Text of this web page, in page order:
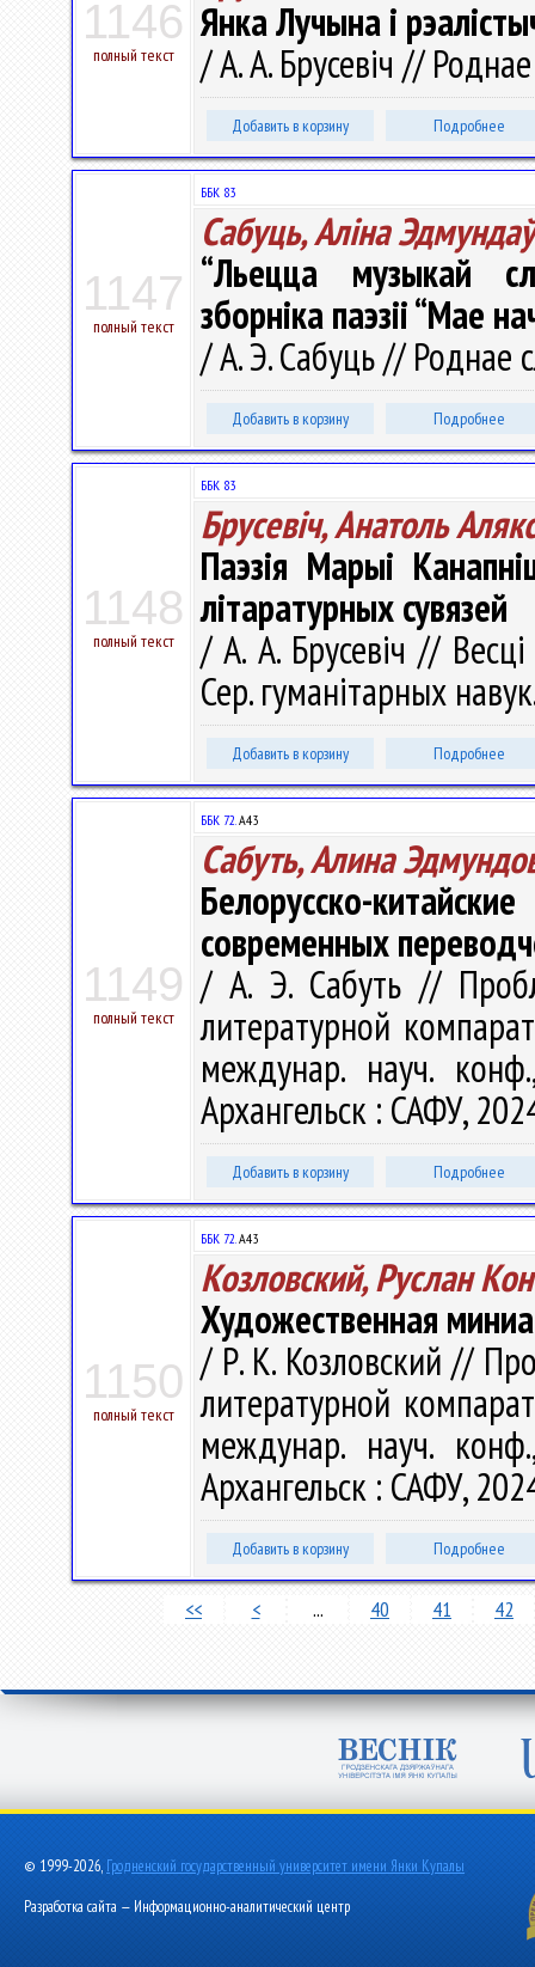
1146
полный текст
Янка Лучына і
/ А. А. Брусевіч //
Добавить в корзину Подробнее
1147
полный текст
ББК 83
Сабуць, Аліна
“Льецца музыкай
зборніка паэзіі “Мае
/ А. Э. Сабуць // Роднае
Добавить в корзину Подробнее
1148
полный текст
ББК 83
Брусевіч, Анатоль
Паэзія Марыі
літаратурных сувязей
/ А. А. Брусевіч //
Сер. гуманітарных
Добавить в корзину Подробнее
1149
полный текст
ББК 72.А43
Сабуть, Алина
Белорусско-
современных
/ А. Э. Сабуть //
литературной
междунар. науч.
Архангельск : САФУ,
Добавить в корзину Подробнее
1150
полный текст
ББК 72.А43
Козловский, Руслан
Художественная
/ Р. К. Козловский //
литературной
междунар. науч.
Архангельск : САФУ,
Добавить в корзину Подробнее
<< < ... 40 41 42
© 1999-2026, Гродненский государственный университет имени Янки Купалы
Разработка сайта — Информационно-аналитический центр